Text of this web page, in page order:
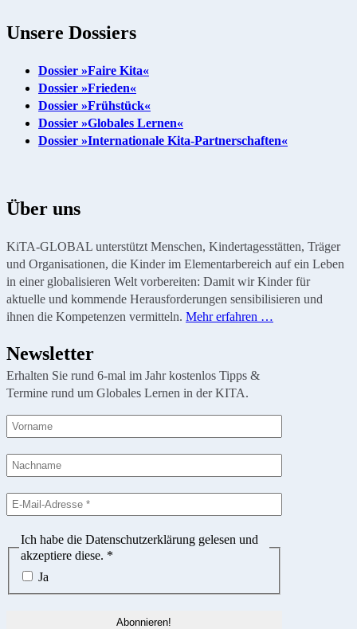
Unsere Dossiers
Dossier »Faire Kita«
Dossier »Frieden«
Dossier »Frühstück«
Dossier »Globales Lernen«
Dossier »Internationale Kita-Partnerschaften«
Über uns
KiTA-GLOBAL unterstützt Menschen, Kindertagesstätten, Träger
und Organisationen, die Kinder im Elementarbereich auf ein Leben
in einer globalisieren Welt vorbereiten: Damit wir Kinder für
aktuelle und kommende Herausforderungen sensibilisieren und
ihnen die Kompetenzen vermitteln. Mehr erfahren …
Newsletter
Erhalten Sie rund 6-mal im Jahr kostenlos Tipps &
Termine rund um Globales Lernen in der KITA.
Ich habe die Datenschutzerklärung gelesen und
akzeptiere diese. *
Ja